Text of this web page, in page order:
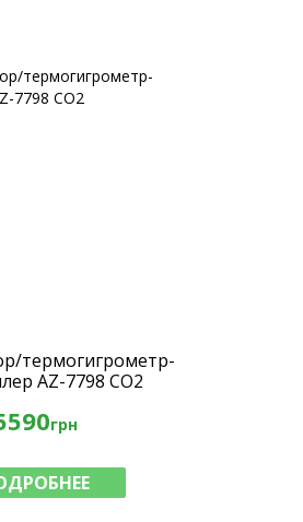
термогигрометр-
AZ-7798 СО2
грн